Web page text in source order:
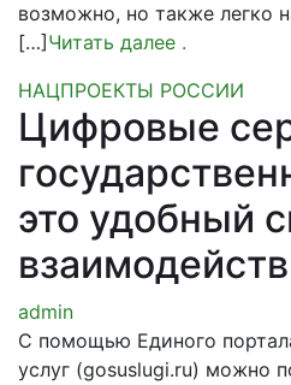
возможно, но также легко
[…] Читать далее .
НАЦПРОЕКТЫ РОССИИ
Цифровые
это удобный
admin
С помощью Единого
услуг (gosuslugi.ru) можно